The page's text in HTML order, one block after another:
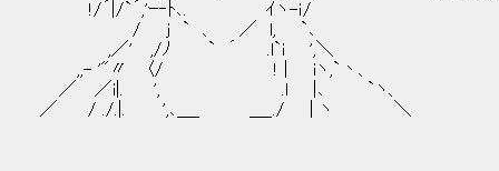
!/´|/`´,'ｰ‐ﾄ､. ｲヽ-ｉ/
/ j ` 、 ／ l, `､
,／' ,/ﾉ ` ´ .l`i ',＼
,,- '"〃 〈/ ! | iヽ,`丶、
／ ／i|. ', .l |､ `ヽ、
／ / ./.|. ',､＿_ ＿_./ | ヽ ＼